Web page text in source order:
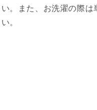
い。また、お洗濯の際は
い。